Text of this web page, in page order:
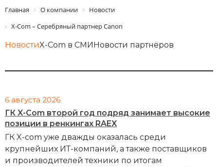
Главная О компании
Новости
X-Com – Серебряный партнер Canon
НовостиX-Com в СМИНовости партнёров
6 августа 2026
ГК X-Com второй год подряд занимает высокие
позиции в ренкингах RAEX
ГК X-com уже дважды оказалась среди
крупнейших ИТ-компаний, а также поставщиков
и производителей техники по итогам